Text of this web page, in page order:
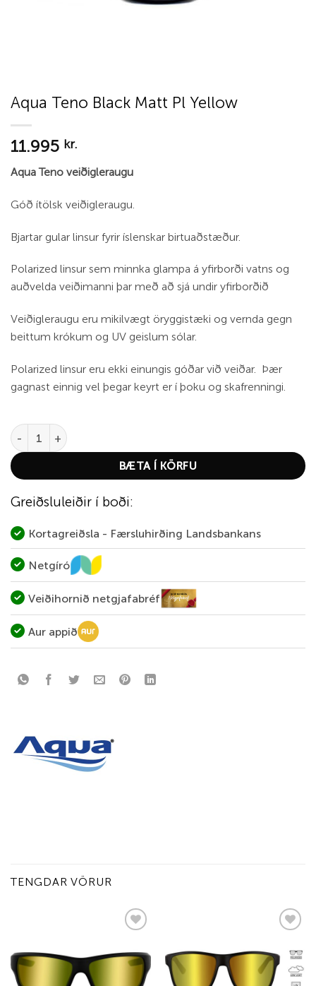
Aqua Teno Black Matt Pl Yellow
11.995 kr.
Aqua Teno veiðigleraugu
Góð ítölsk veiðigleraugu.
Bjartar gular linsur fyrir íslenskar birtuaðstæður.
Polarized linsur sem minnka glampa á yfirborði vatns og
auðvelda veiðimanni þar með að sjá undir yfirborðið
Veiðigleraugu eru mikilvægt öryggistæki og vernda gegn
beittum krókum og UV geislum sólar.
Polarized linsur eru ekki einungis góðar við veiðar. Þær
gagnast einnig vel þegar keyrt er í þoku og skafrenningi.
Aqua Teno Black Matt Pl Yellow quantity
BÆTA Í KÖRFU
Greiðsluleiðir í boði:
Kortagreiðsla - Færsluhirðing Landsbankans
Netgíró
Veiðihornið netgjafabréf
Aur appið
TENGDAR VÖRUR
wishlist
wishlist